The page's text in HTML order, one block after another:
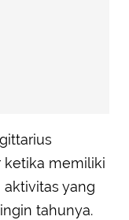
ketika memiliki
yang
tahunya.